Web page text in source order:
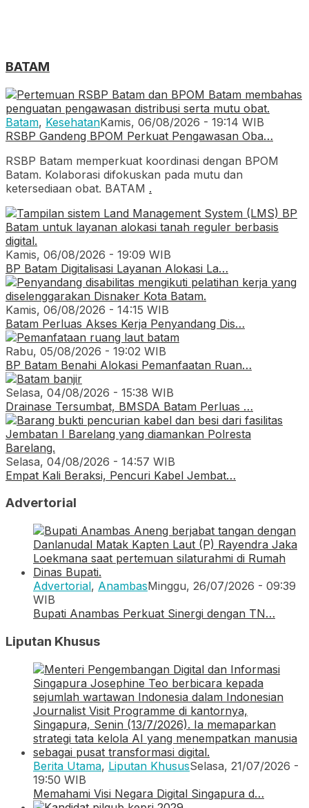
BATAM
Batam, KesehatanKamis, 06/08/2026 - 19:14 WIB
RSBP Gandeng BPOM Perkuat Pengawasan Oba…
RSBP Batam memperkuat koordinasi dengan BPOM
Batam. Kolaborasi difokuskan pada mutu dan
ketersediaan obat. BATAM .
Kamis, 06/08/2026 - 19:09 WIB
BP Batam Digitalisasi Layanan Alokasi La…
Kamis, 06/08/2026 - 14:15 WIB
Batam Perluas Akses Kerja Penyandang Dis…
Rabu, 05/08/2026 - 19:02 WIB
BP Batam Benahi Alokasi Pemanfaatan Ruan…
Selasa, 04/08/2026 - 15:38 WIB
Drainase Tersumbat, BMSDA Batam Perluas …
Selasa, 04/08/2026 - 14:57 WIB
Empat Kali Beraksi, Pencuri Kabel Jembat…
Advertorial
Advertorial, AnambasMinggu, 26/07/2026 - 09:39
WIB
Bupati Anambas Perkuat Sinergi dengan TN…
Liputan Khusus
Berita Utama, Liputan KhususSelasa, 21/07/2026 -
19:50 WIB
Memahami Visi Negara Digital Singapura d…